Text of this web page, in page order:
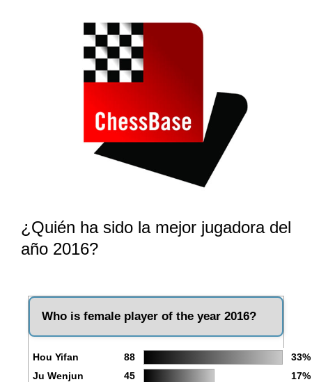
¿Quién ha sido la mejor jugadora del
año 2016?
Who is female player of the year 2016?
Hou Yifan 88
33%
Ju Wenjun
45
17%